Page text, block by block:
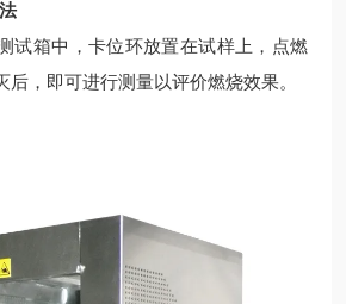
箱中，卡位环放置在试样上，点燃
后，即可进行测量以评价燃烧效果。